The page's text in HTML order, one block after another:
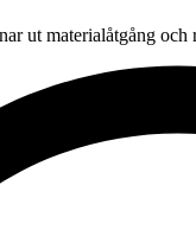
ut materialåtgång och